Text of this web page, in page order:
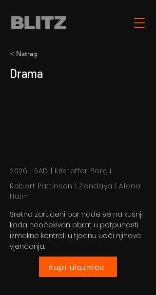
< Natrag
Drama
2026 | SAD | Kristoffer Borgli
Robert Pattinson | Zendaya | Alana
Haim
Sretno zaručeni par nađe se na kušnji
kada neočekivan obrat u potpunosti
izmakne kontroli u tjednu uoči njihova
vjenčanja.
Kupi ulaznicu